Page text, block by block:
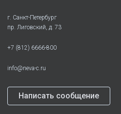
г. Санкт-Петербург
пр. Лиговский, д. 73
+7 (812) 6666-800
info@neva-c.ru
Написать сообщение